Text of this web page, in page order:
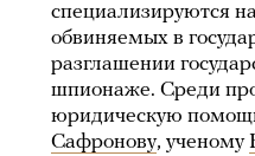
специализируются
обвиняемых в
разглашении
шпионаже. Среди
юридическую
Сафронову, ученому